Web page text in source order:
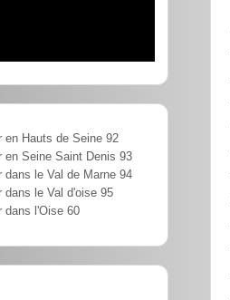
en Hauts de Seine 92
en Seine Saint Denis 93
dans le Val de Marne 94
dans le Val d'oise 95
dans l'Oise 60